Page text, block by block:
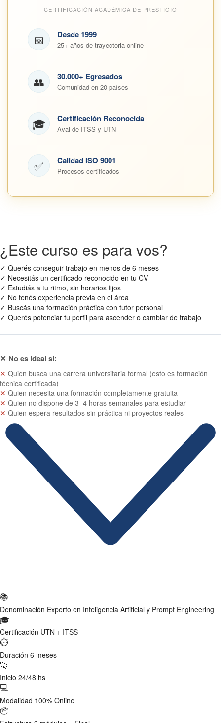
CERTIFICACIÓN ACADÉMICA DE PRESTIGIO
📅 Desde 1999
25+ años de trayectoria online
👥 30.000+ Egresados
Comunidad en 20 países
🎓 Certificación Reconocida
Aval de ITSS y UTN
✅ Calidad ISO 9001
Procesos certificados
¿Este curso es para vos?
✓ Querés conseguir trabajo en menos de 6 meses
✓ Necesitás un certificado reconocido en tu CV
✓ Estudiás a tu ritmo, sin horarios fijos
✓ No tenés experiencia previa en el área
✓ Buscás una formación práctica con tutor personal
✓ Querés potenciar tu perfil para ascender o cambiar de trabajo
✕ No es ideal si:
✕ Quien busca una carrera universitaria formal (esto es formación
técnica certificada)
✕ Quien necesita una formación completamente gratuita
✕ Quien no dispone de 3–4 horas semanales para estudiar
✕ Quien espera resultados sin práctica ni proyectos reales
📚
Denominación Experto en Inteligencia Artificial y Prompt Engineering
🎓
Certificación UTN + ITSS
⏱
Duración 6 meses
🚀
Inicio 24/48 hs
💻
Modalidad 100% Online
📦